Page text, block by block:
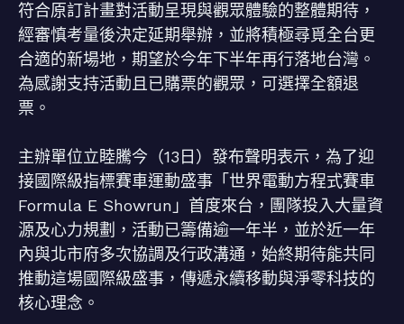
符合原訂計畫對活動呈現與觀眾體驗的整體期待，
經審慎考量後決定延期舉辦，並將積極尋覓全台更
合適的新場地，期望於今年下半年再行落地台灣。
為感謝支持活動且已購票的觀眾，可選擇全額退
票。
主辦單位立睦騰今（13日）發布聲明表示，為了迎
接國際級指標賽車運動盛事「世界電動方程式賽車
Formula E Showrun」首度來台，團隊投入大量資
源及心力規劃，活動已籌備逾一年半，並於近一年
內與北市府多次協調及行政溝通，始終期待能共同
推動這場國際級盛事，傳遞永續移動與淨零科技的
核心理念。